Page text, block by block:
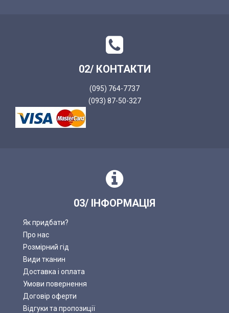
02/ КОНТАКТИ
(095) 764-7737
(093) 87-50-327
03/ ІНФОРМАЦІЯ
Як придбати?
Про нас
Розмірний гід
Види тканин
Доставка і оплата
Умови повернення
Договір оферти
Відгуки та пропозиції